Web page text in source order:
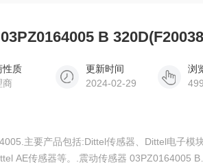
B
性质
商
更新时间
2024-02-29
浏
主要产品包括:Dittel传感器、Dittel电子模
AE传感器等。.震动传感器 03PZ0164005 B